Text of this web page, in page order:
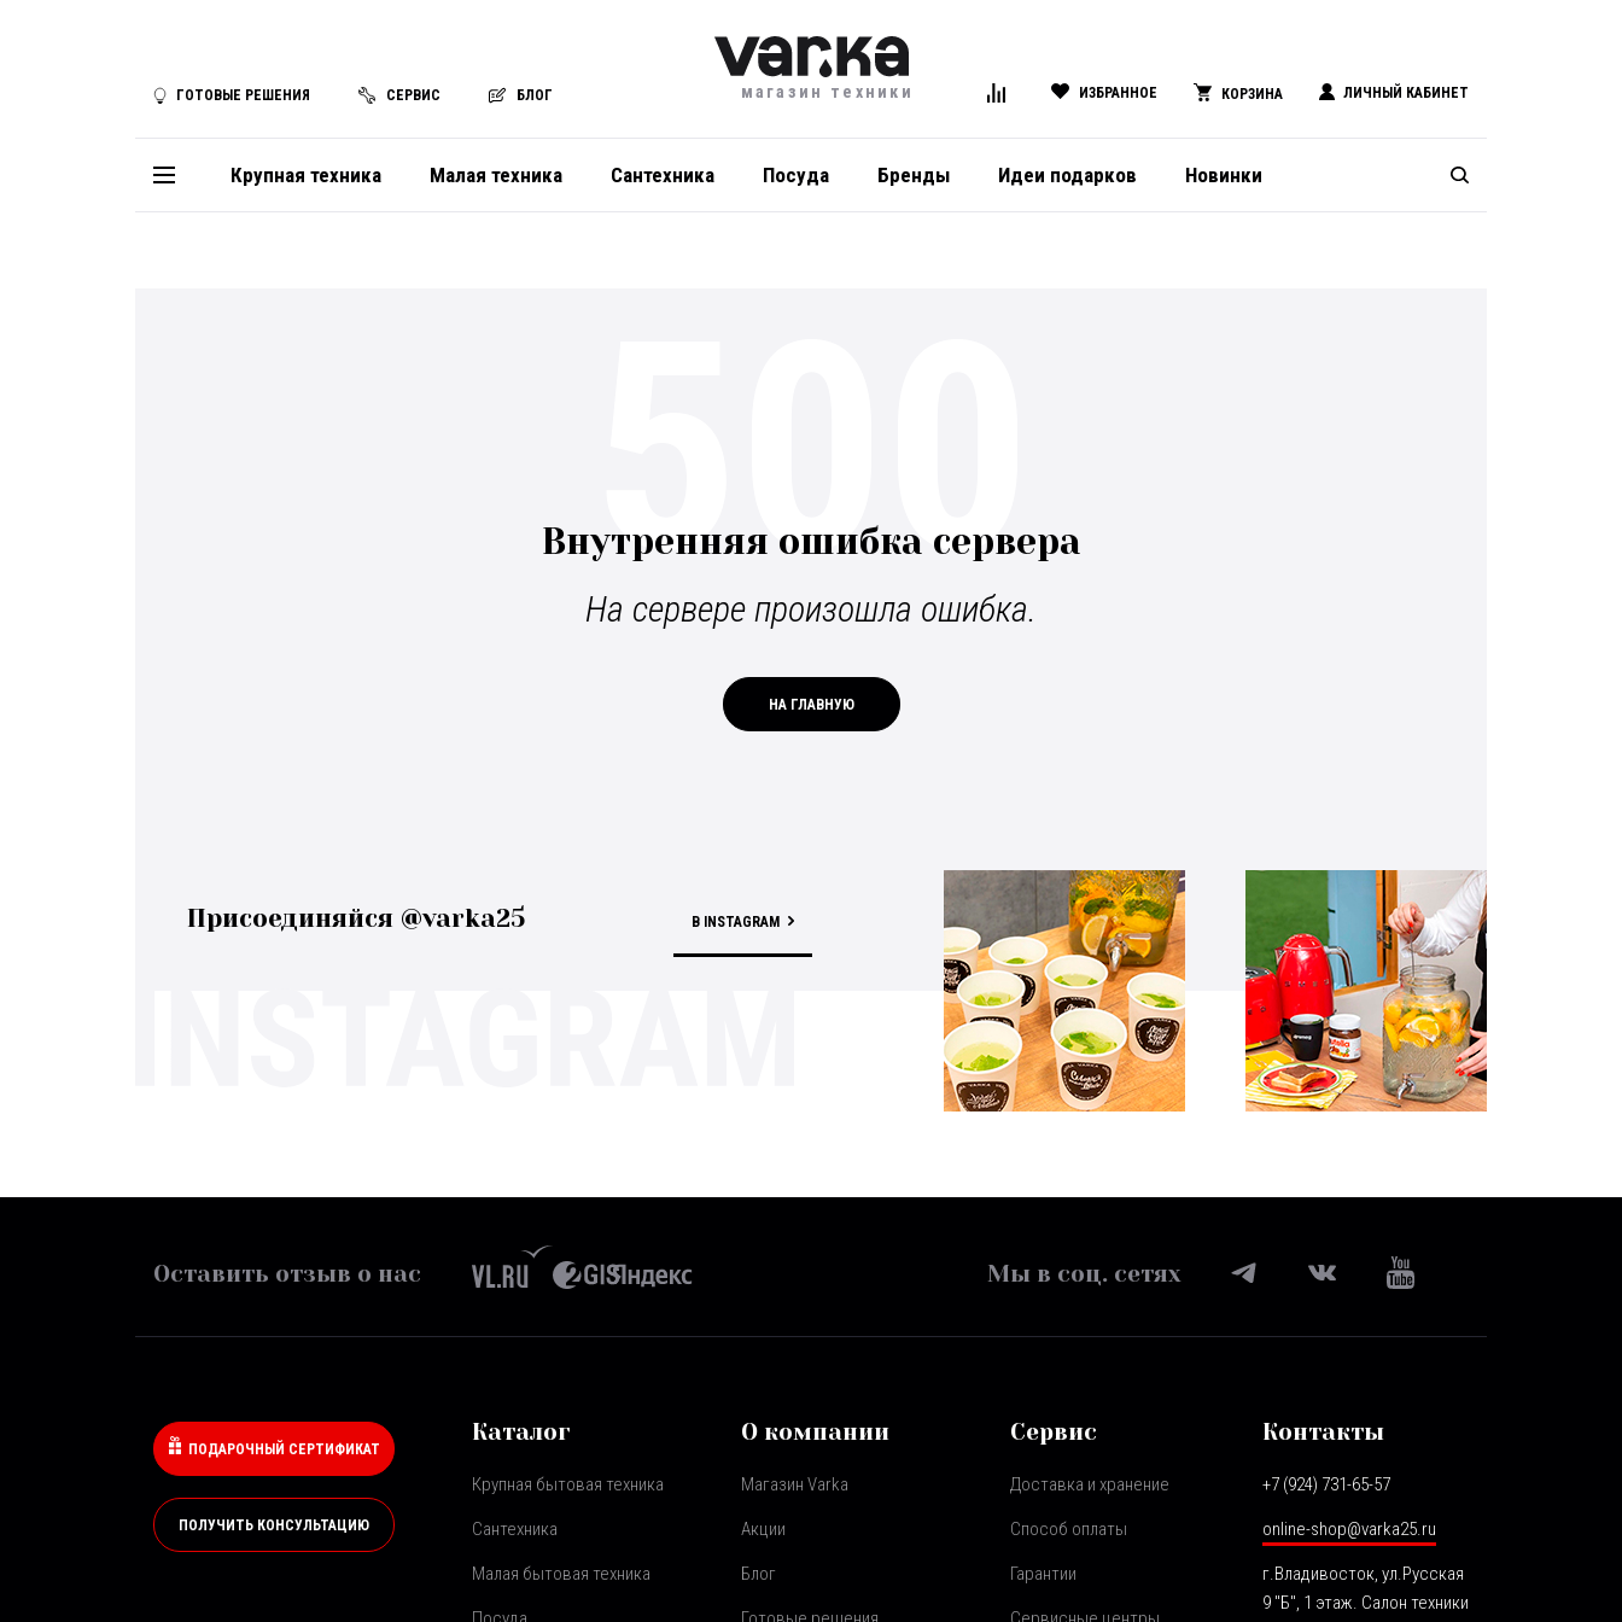
ГОТОВЫЕ РЕШЕНИЯ СЕРВИС БЛОГ магазин техники ИЗБРАННОЕ КОРЗИНА ЛИЧНЫЙ КАБИНЕТ
Крупная техника Малая техника Сантехника Посуда Бренды Идеи подарков Новинки
Внутренняя ошибка сервера
На сервере произошла ошибка.
НА ГЛАВНУЮ
500
Присоединяйся @varka25 В INSTAGRAM
Оставить отзыв о нас Мы в соц. сетях
ПОДАРОЧНЫЙ СЕРТИФИКАТ
ПОЛУЧИТЬ КОНСУЛЬТАЦИЮ
Каталог
Крупная бытовая техника
Сантехника
Малая бытовая техника
О компании
Магазин Varka
Акции
Блог
Сервис
Доставка и хранение
Способ оплаты
Гарантии
Контакты
+7 (924) 731-65-57
online-shop@varka25.ru
г.Владивосток, ул.Русская
9 "Б", 1 этаж. Салон техники